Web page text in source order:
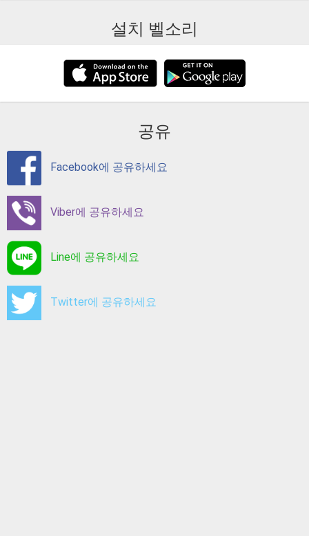
설치 벨소리
공유
Facebook에 공유하세요
Viber에 공유하세요
Line에 공유하세요
Twitter에 공유하세요